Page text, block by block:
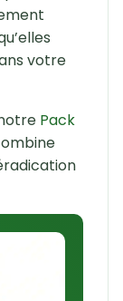
votre
Pack